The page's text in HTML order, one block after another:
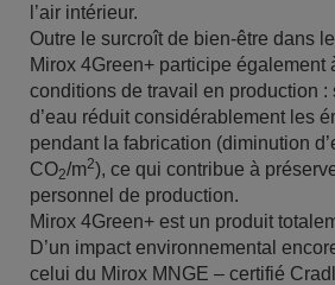
l’air intérieur.
Outre le surcroît de bien-être dans
Mirox 4Green+ participe également
conditions de travail en production :
d’eau réduit considérablement les
pendant la fabrication (diminution
CO2/m2), ce qui contribue à
personnel de production.
Mirox 4Green+ est un produit
D’un impact environnemental
celui du Mirox MNGE – certifié